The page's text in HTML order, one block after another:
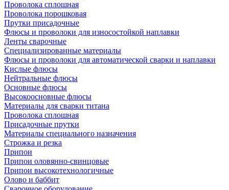
Проволока сплошная
Проволока порошковая
Прутки присадочные
Флюсы и проволоки для износостойкой наплавки
Ленты сварочные
Специализированные материалы
Флюсы и проволоки для автоматической сварки и наплавки
Кислые флюсы
Нейтральные флюсы
Основные флюсы
Высокоосновные флюсы
Материалы для сварки титана
Проволока сплошная
Присадочные прутки
Материалы специального назначения
Строжка и резка
Припои
Припои оловянно-свинцовые
Припои высокотехнологичные
Олово и баббит